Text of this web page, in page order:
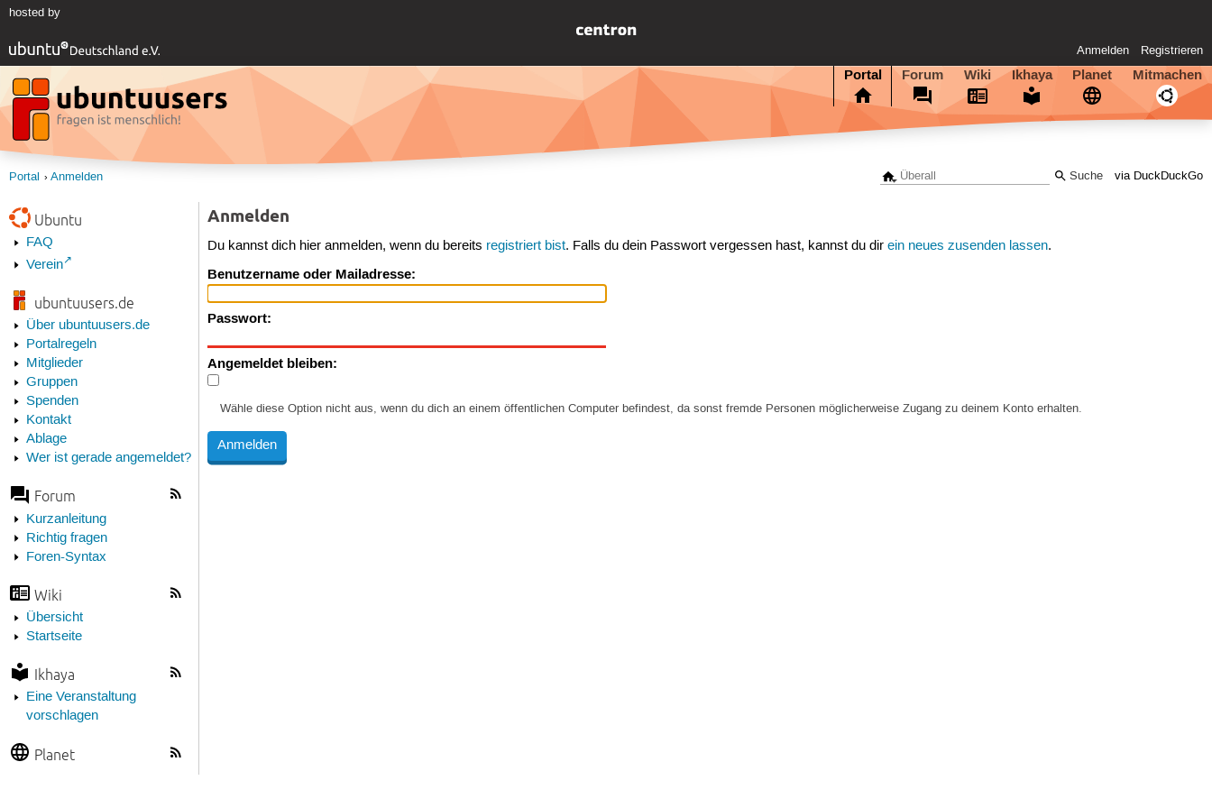
hosted by
Anmelden Registrieren
Portal Forum Wiki Ikhaya Planet Mitmachen
via DuckDuckGo
Portal Anmelden
Ubuntu
FAQ
Verein
ubuntuusers.de
Über ubuntuusers.de
Portalregeln
Mitglieder
Gruppen
Spenden
Kontakt
Ablage
Wer ist gerade angemeldet?
Forum
Kurzanleitung
Richtig fragen
Foren-Syntax
Wiki
Übersicht
Startseite
Ikhaya
Eine Veranstaltung
vorschlagen
Planet
Anmelden
Du kannst dich hier anmelden, wenn du bereits registriert bist. Falls du dein Passwort vergessen hast, kannst du direin neues zusenden lassen.
Benutzername oder Mailadresse:
Passwort:
Angemeldet bleiben:
Wähle diese Option nicht aus, wenn du dich an einem öffentlichen Computer befindest, da sonst fremde Personen möglicherweise Zugang zu deinem Konto erhalten.